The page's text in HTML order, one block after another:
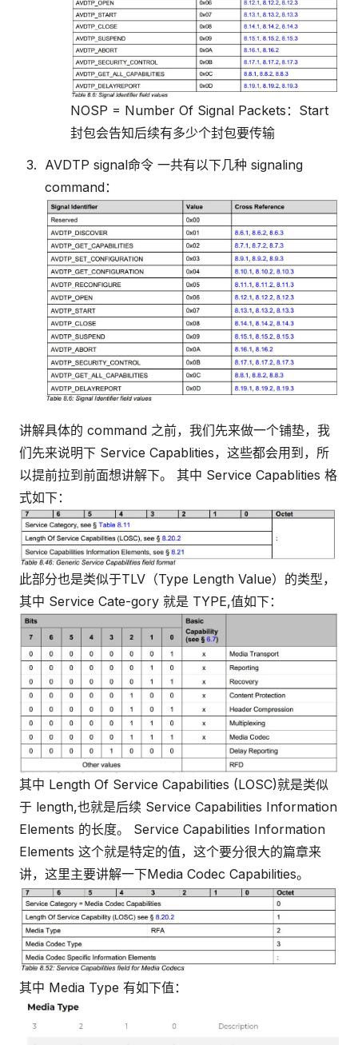
NOSP = Number Of Signal Packets：Start
封包会告知后续有多少个封包要传输
AVDTP signal命令 一共有以下几种 signaling
command：
讲解具体的 command 之前，我们先来做一个铺垫，我
们先来说明下 Service Capablities，这些都会用到，所
以提前拉到前面想讲解下。 其中 Service Capablities 格
式如下：
此部分也是类似于TLV（Type Length Value）的类型，
其中 Service Cate-gory 就是 TYPE,值如下：
其中 Length Of Service Capabilities (LOSC)就是类似
于 length,也就是后续 Service Capabilities Information
Elements 的长度。 Service Capabilities Information
Elements 这个就是特定的值，这个要分很大的篇章来
讲，这里主要讲解一下Media Codec Capabilities。
其中 Media Type 有如下值：